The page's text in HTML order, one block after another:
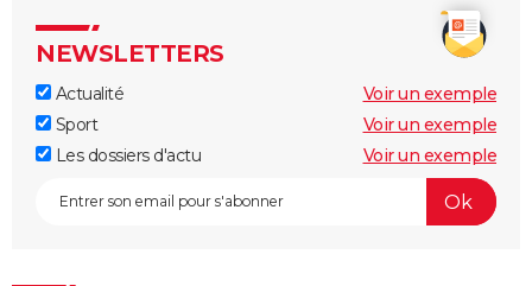
NEWSLETTERS
Actualité
Voir un exemple
Sport
Voir un exemple
Les dossiers d'actu
Voir un exemple